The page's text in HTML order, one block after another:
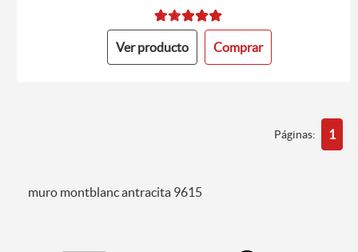
Ver producto Comprar
Páginas: 1
muro montblanc antracita 9615